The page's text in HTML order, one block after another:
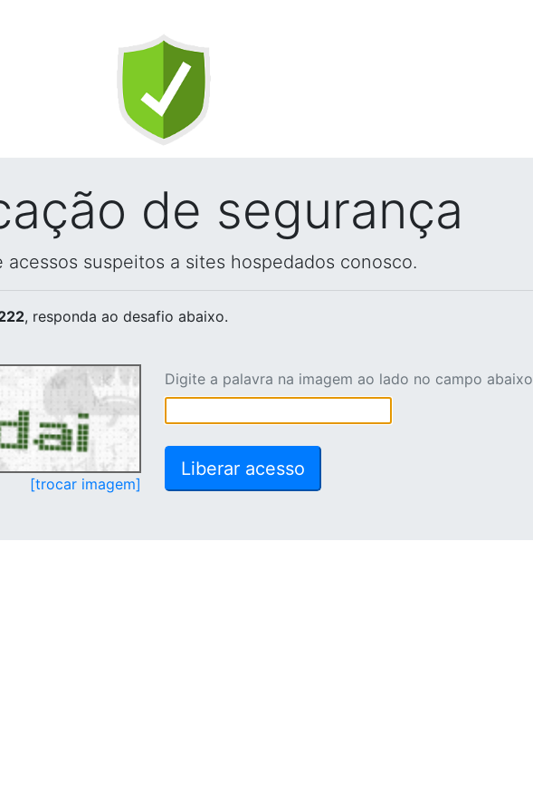
de segurança
suspeitos a sites hospedados conosco.
, responda ao desafio abaixo.
[trocar imagem]
Digite a palavra na imagem ao lado no campo abaixo